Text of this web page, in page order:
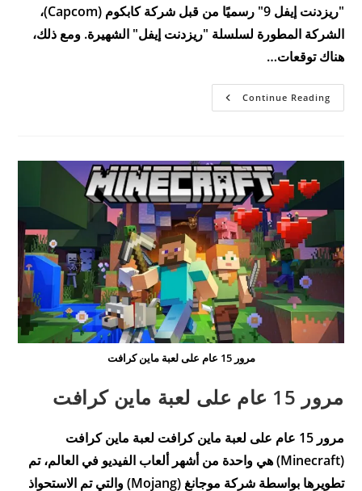
"ريزدنت إيفل 9" رسميًا من قبل شركة كابكوم (Capcom)،
الشركة المطورة لسلسلة "ريزدنت إيفل" الشهيرة. ومع ذلك،
هناك توقعات…
Continue Readingتأجيل
لعبة
مرور 15 عام على لعبة ماين كرافت
مرور 15 عام على لعبة ماين كرافت
مرور 15 عام على لعبة ماين كرافت لعبة ماين كرافت
(Minecraft) هي واحدة من أشهر ألعاب الفيديو في العالم، تم
تطويرها بواسطة شركة موجانغ (Mojang) والتي تم الاستحواذ